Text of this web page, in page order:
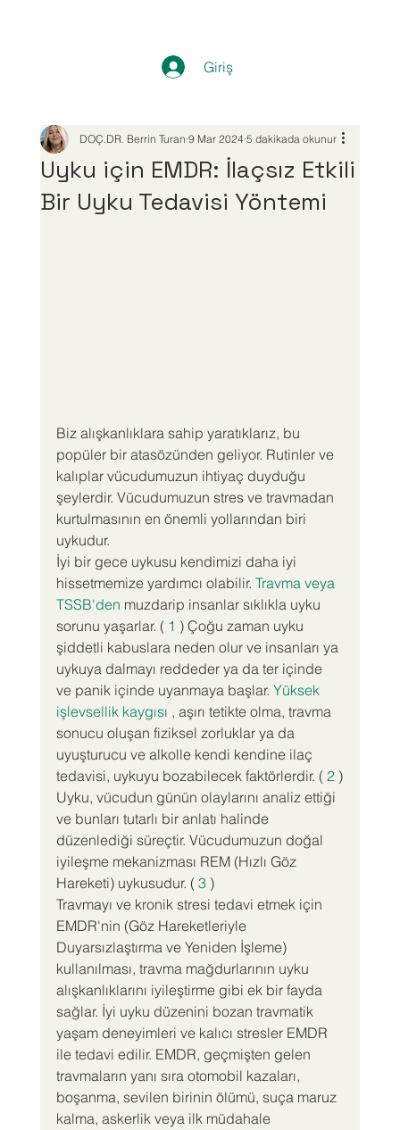
Giriş
Uyku için EMDR: İlaçsız Etkili
Bir Uyku Tedavisi Yöntemi
DOÇ.DR. Berrin Turan 9 Mar 2024 5 dakikada okunur
Biz alışkanlıklara sahip yaratıklarız, bu
popüler bir atasözünden geliyor. Rutinler ve
kalıplar vücudumuzun ihtiyaç duyduğu
şeylerdir. Vücudumuzun stres ve travmadan
kurtulmasının en önemli yollarından biri
uykudur.
İyi bir gece uykusu kendimizi daha iyi
hissetmemize yardımcı olabilir. Travma veya
TSSB'den muzdarip insanlar sıklıkla uyku
sorunu yaşarlar. ( 1 ) Çoğu zaman uyku
şiddetli kabuslara neden olur ve insanları ya
uykuya dalmayı reddeder ya da ter içinde
ve panik içinde uyanmaya başlar. Yüksek
işlevsellik kaygısı , aşırı tetikte olma, travma
sonucu oluşan fiziksel zorluklar ya da
uyuşturucu ve alkolle kendi kendine ilaç
tedavisi, uykuyu bozabilecek faktörlerdir. ( 2 )
Uyku, vücudun günün olaylarını analiz ettiği
ve bunları tutarlı bir anlatı halinde
düzenlediği süreçtir. Vücudumuzun doğal
iyileşme mekanizması REM (Hızlı Göz
Hareketi) uykusudur. ( 3 )
Travmayı ve kronik stresi tedavi etmek için
EMDR'nin (Göz Hareketleriyle
Duyarsızlaştırma ve Yeniden İşleme)
kullanılması, travma mağdurlarının uyku
alışkanlıklarını iyileştirme gibi ek bir fayda
sağlar. İyi uyku düzenini bozan travmatik
yaşam deneyimleri ve kalıcı stresler EMDR
ile tedavi edilir. EMDR, geçmişten gelen
travmaların yanı sıra otomobil kazaları,
boşanma, sevilen birinin ölümü, suça maruz
kalma, askerlik veya ilk müdahale